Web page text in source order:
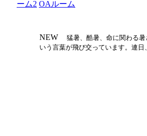
ーム2 OAルーム
NEW
猛暑、酷暑、命に関わる暑
いう言葉が飛び交っています。連日